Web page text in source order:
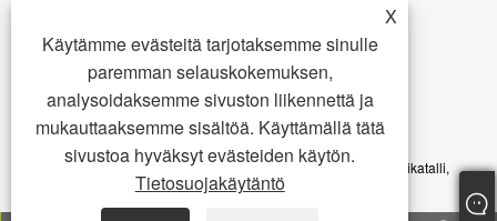
Copyright © 2023 Qingdao DEBA Brother Machinery Co.,Ltd. - Sikatalli,
X
Käytämme evästeitä tarjotaksemme sinulle
paremman selauskokemuksen,
analysoidaksemme sivuston liikennettä ja
mukauttaaksemme sisältöä. Käyttämällä tätä
sivustoa hyväksyt evästeiden käytön.
Tietosuojakäytäntö